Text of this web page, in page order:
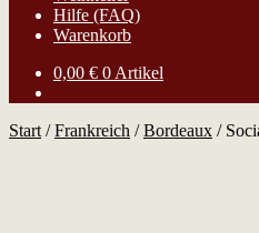
Hilfe (FAQ)
Warenkorb
0,00 € 0 Artikel
Start /Frankreich /Bordeaux /